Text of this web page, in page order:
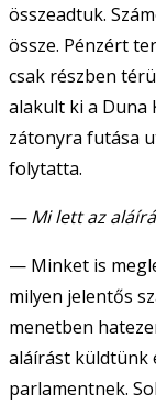
összeadtuk.
össze. Pénzért
csak részben
alakult ki a Duna
zátonyra futása
folytatta.
— Mi lett az
— Minket is
milyen jelentős
menetben
aláírást küldtünk
parlamentnek.